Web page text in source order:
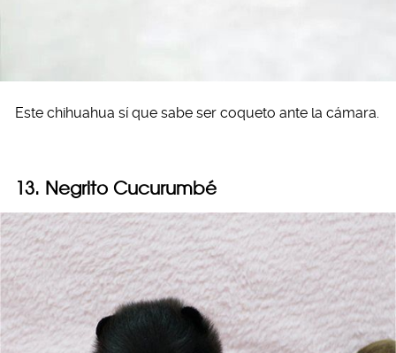
Este chihuahua sí que sabe ser coqueto ante la cámara.
13. Negrito Cucurumbé